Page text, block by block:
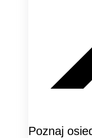
Poznaj